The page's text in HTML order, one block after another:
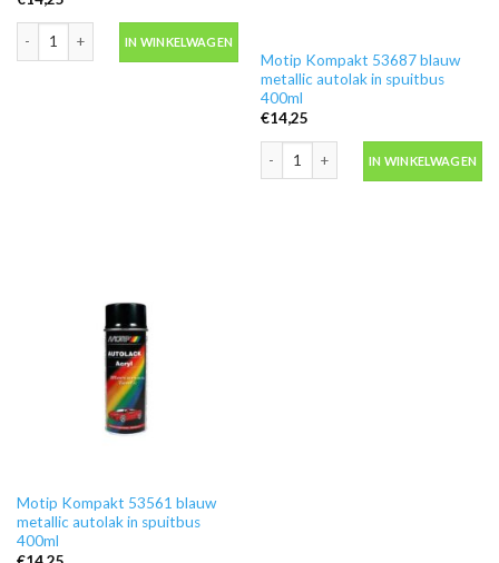
Motip Kompakt 53635 blauw metallic autolak in spuitbus 400ml aantal
IN WINKELWAGEN
Motip Kompakt 53687 blauw
metallic autolak in spuitbus
400ml
€14,25
Motip Kompakt 53687 blauw
IN WINKELWAGEN
Motip Kompakt 53561 blauw
metallic autolak in spuitbus
400ml